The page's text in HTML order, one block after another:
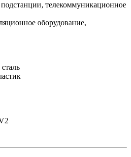
телекоммуникационное
оборудование,